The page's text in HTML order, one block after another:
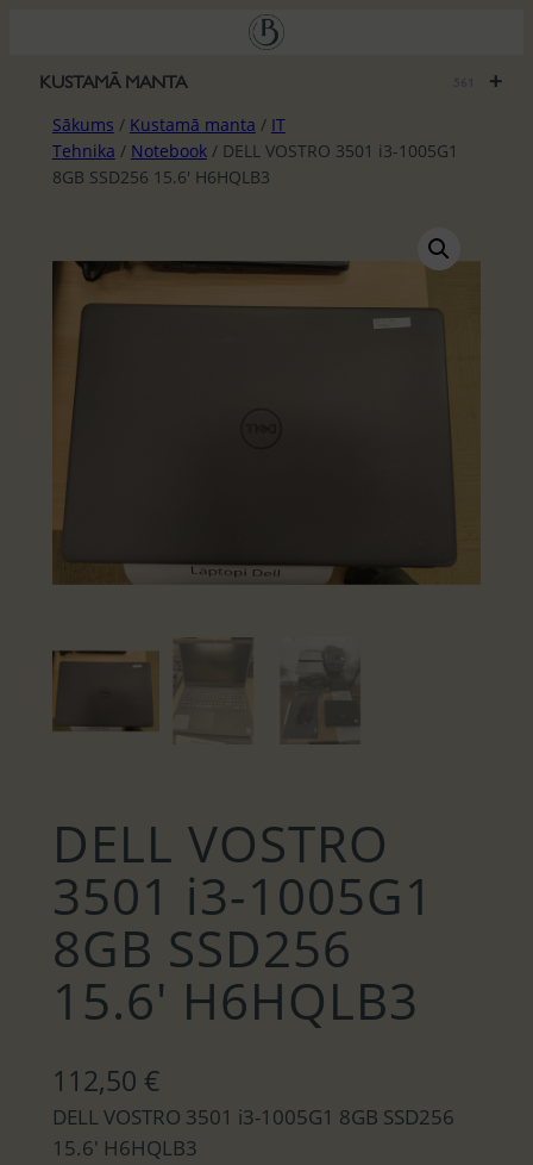
saturu
+
KUSTAMĀ MANTA
Sākums / Kustamā manta / IT
Tehnika / Notebook/ DELL VOSTRO 3501 i3-1005G1
8GB SSD256 15.6′ H6HQLB3
DELL VOSTRO
3501 i3-1005G1
8GB SSD256
15.6′ H6HQLB3
112,50 €
DELL VOSTRO 3501 i3-1005G1 8GB SSD256
15.6′ H6HQLB3